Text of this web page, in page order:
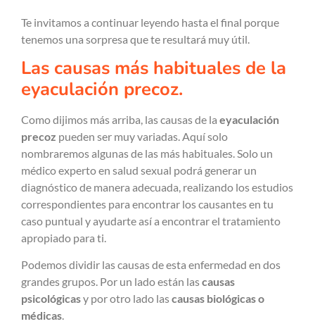
Te invitamos a continuar leyendo hasta el final porque
tenemos una sorpresa que te resultará muy útil.
Las causas más habituales de la
eyaculación precoz.
Como dijimos más arriba, las causas de la eyaculación
precoz pueden ser muy variadas. Aquí solo
nombraremos algunas de las más habituales. Solo un
médico experto en salud sexual podrá generar un
diagnóstico de manera adecuada, realizando los estudios
correspondientes para encontrar los causantes en tu
caso puntual y ayudarte así a encontrar el tratamiento
apropiado para ti.
Podemos dividir las causas de esta enfermedad en dos
grandes grupos. Por un lado están lascausas
psicológicasy por otro lado lascausas biológicas o
médicas.